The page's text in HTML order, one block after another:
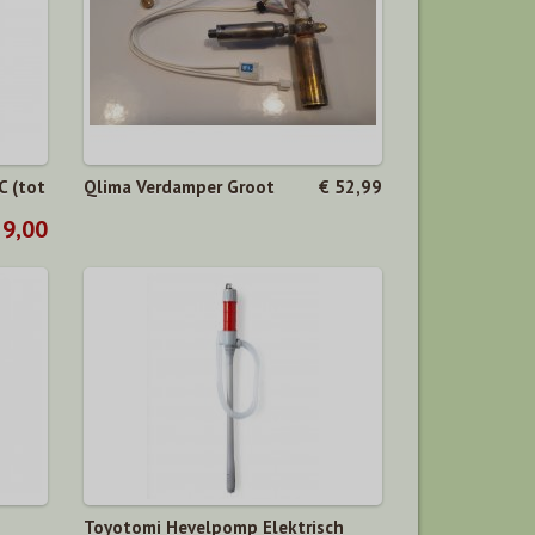
(tot Qlima Verdamper Groot € 52,99
Toyotomi Hevelpomp Elektrisch